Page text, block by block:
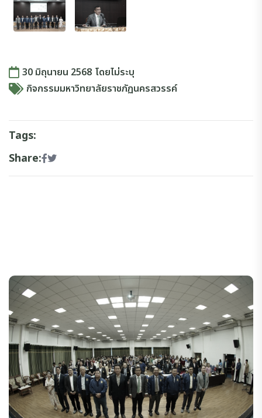
30 มิถุนายน 2568 โดยไม่ระบุ
กิจกรรมมหาวิทยาลัยราชภัฏนครสวรรค์
Tags:
Share: